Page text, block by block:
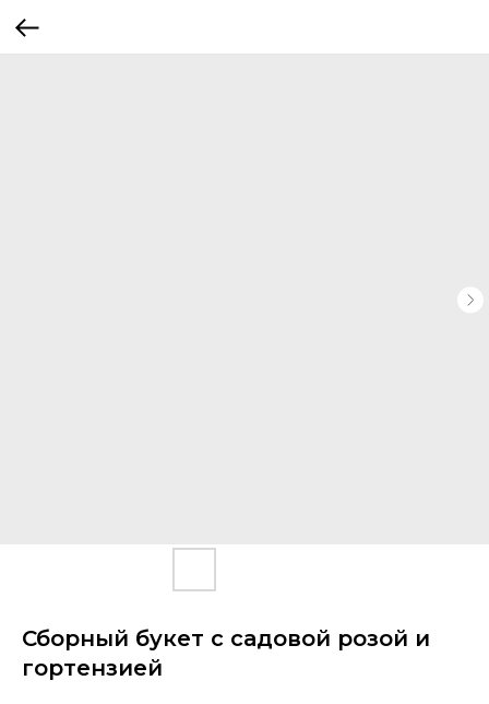
Сборный букет с садовой розой и
гортензией